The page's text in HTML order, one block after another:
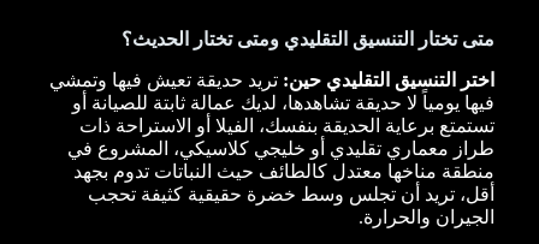
متى تختار التنسيق التقليدي ومتى تختار الحديث؟
اختر التنسيق التقليدي حين: تريد حديقة تعيش فيها وتمشي
فيها يومياً لا حديقة تشاهدها، لديك عمالة ثابتة للصيانة أو
تستمتع برعاية الحديقة بنفسك، الفيلا أو الاستراحة ذات
طراز معماري تقليدي أو خليجي كلاسيكي، المشروع في
منطقة مناخها معتدل كالطائف حيث النباتات تدوم بجهد
أقل، تريد أن تجلس وسط خضرة حقيقية كثيفة تحجب
الجيران والحرارة.